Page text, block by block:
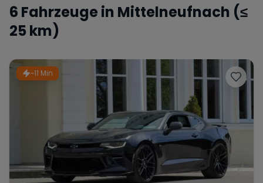
Mercedes
Lamborghini Ferrari
McLaren Ford Jaguar
Zeitraum wählen
6 Fahrzeuge in Mittelneufnach (≤
25 km)
~11 Min